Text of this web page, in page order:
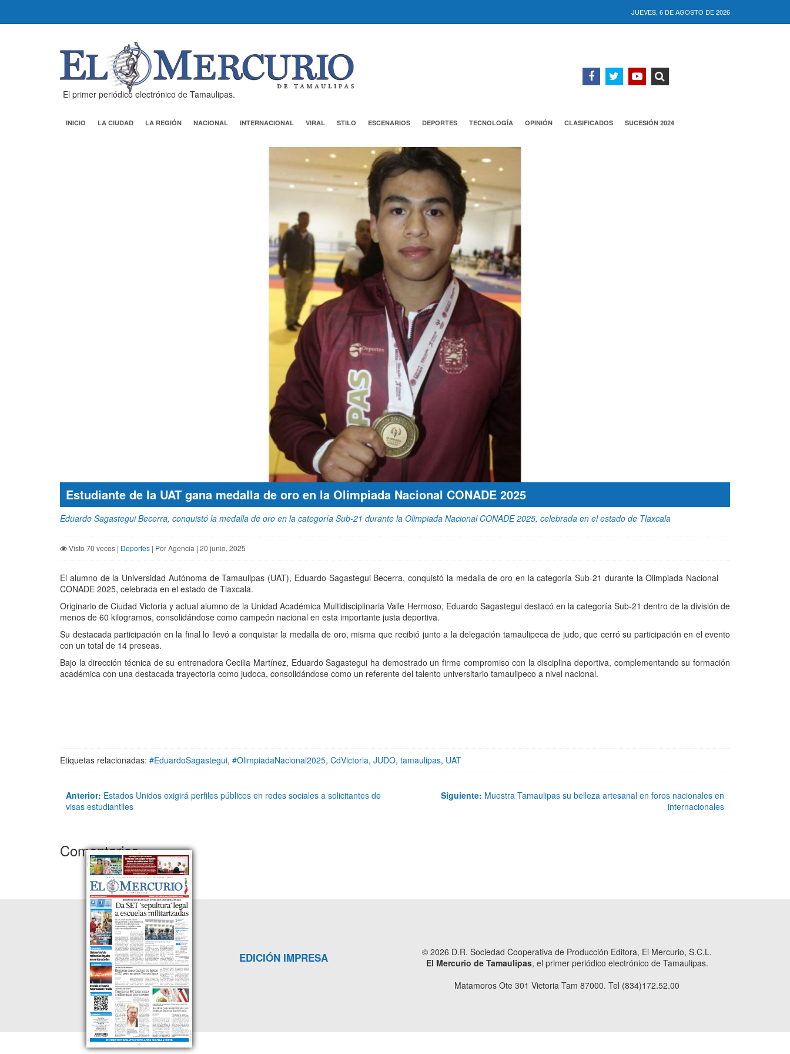
JUEVES, 6 DE AGOSTO DE 2026
El primer periódico electrónico de Tamaulipas.
INICIO LA CIUDAD LA REGIÓN NACIONAL INTERNACIONAL VIRAL STILO ESCENARIOS DEPORTES TECNOLOGÍA OPINIÓN CLASIFICADOS SUCESIÓN 2024
Estudiante de la UAT gana medalla de oro en la Olimpiada Nacional CONADE 2025
Eduardo Sagastegui Becerra, conquistó la medalla de oro en la categoría Sub-21 durante la Olimpiada Nacional CONADE 2025, celebrada en el estado de Tlaxcala
Visto 70 veces | Deportes | Por Agencia | 20 junio, 2025
El alumno de la Universidad Autónoma de Tamaulipas (UAT), Eduardo Sagastegui Becerra, conquistó la medalla de oro en la categoría Sub-21 durante la Olimpiada Nacional
CONADE 2025, celebrada en el estado de Tlaxcala.
Originario de Ciudad Victoria y actual alumno de la Unidad Académica Multidisciplinaria Valle Hermoso, Eduardo Sagastegui destacó en la categoría Sub-21 dentro de la división de
menos de 60 kilogramos, consolidándose como campeón nacional en esta importante justa deportiva.
Su destacada participación en la final lo llevó a conquistar la medalla de oro, misma que recibió junto a la delegación tamaulipeca de judo, que cerró su participación en el evento
con un total de 14 preseas.
Bajo la dirección técnica de su entrenadora Cecilia Martínez, Eduardo Sagastegui ha demostrado un firme compromiso con la disciplina deportiva, complementando su formación
académica con una destacada trayectoria como judoca, consolidándose como un referente del talento universitario tamaulipeco a nivel nacional.
Etiquetas relacionadas: #EduardoSagastegui, #OlimpiadaNacional2025, CdVictoria, JUDO, tamaulipas, UAT
Anterior: Estados Unidos exigirá perfiles públicos en redes sociales a solicitantes de
visas estudiantiles
Siguiente: Muestra Tamaulipas su belleza artesanal en foros nacionales en
internacionales
Comentarios
EDICIÓN IMPRESA
© 2026 D.R. Sociedad Cooperativa de Producción Editora, El Mercurio, S.C.L.
El Mercurio de Tamaulipas, el primer periódico electrónico de Tamaulipas.
Matamoros Ote 301 Victoria Tam 87000. Tel (834)172.52.00